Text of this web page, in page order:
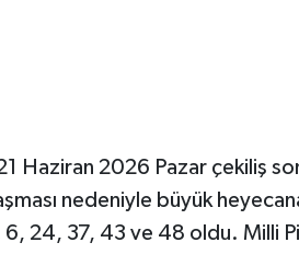
Haziran 2026 Pazar çekiliş
nedeniyle büyük
6, 24, 37, 43 ve 48 oldu. Milli